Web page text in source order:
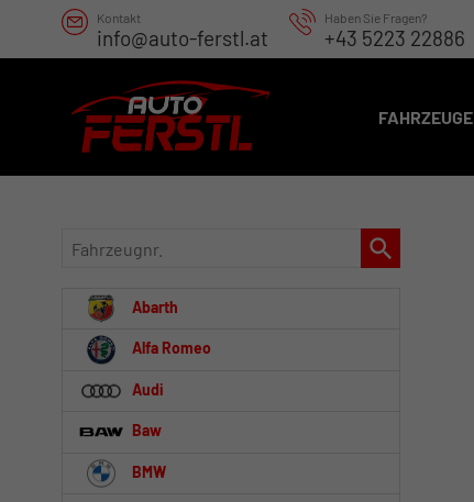
Kontakt
info@auto-ferstl.at
Haben Sie Fragen?
+43 5223 22886
FAHRZEUGE
Fahrzeugnr.
Abarth
Alfa Romeo
Audi
Baw
BMW